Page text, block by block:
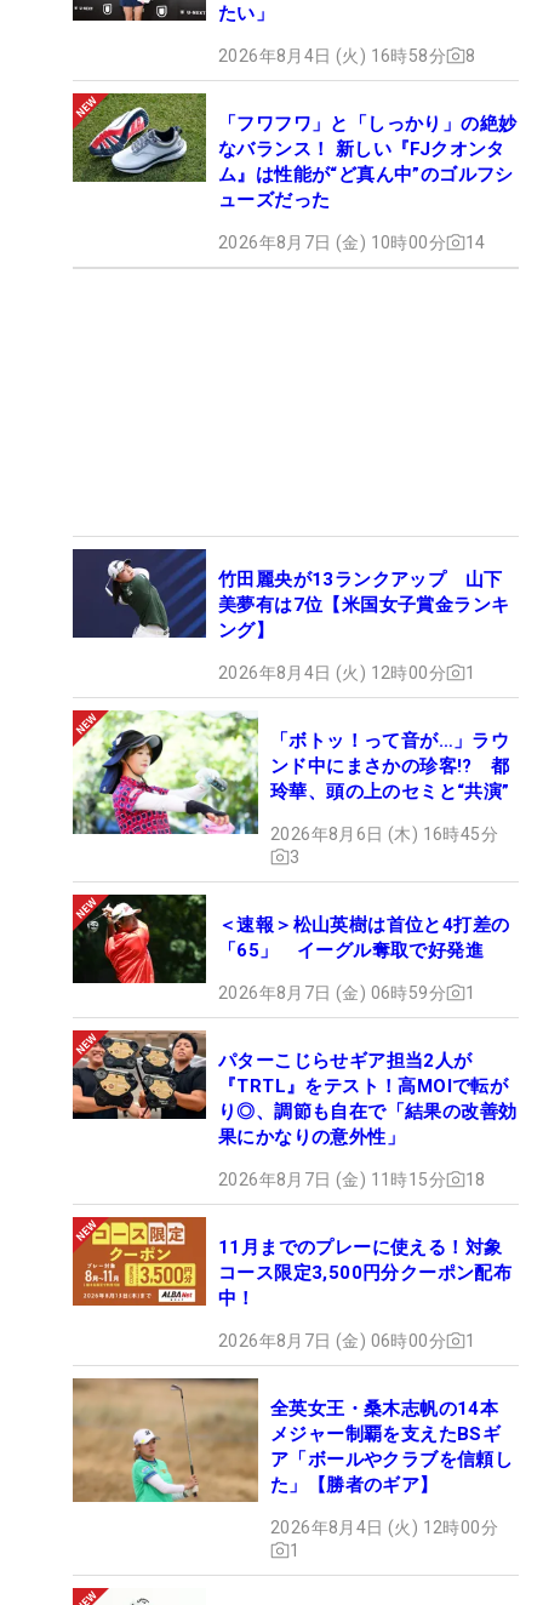
たい」
2026年8月4日 (火) 16時58分 8
「フワフワ」と「しっかり」の絶妙
なバランス！ 新しい『FJクオンタ
ム』は性能が“ど真ん中”のゴルフシ
ューズだった
2026年8月7日 (金) 10時00分 14
竹田麗央が13ランクアップ 山下
美夢有は7位【米国女子賞金ランキ
ング】
2026年8月4日 (火) 12時00分 1
「ボトッ！って音が…」ラウ
ンド中にまさかの珍客!? 都
玲華、頭の上のセミと“共演”
2026年8月6日 (木) 16時45分
3
＜速報＞松山英樹は首位と4打差の
「65」 イーグル奪取で好発進
2026年8月7日 (金) 06時59分 1
パターこじらせギア担当2人が
『TRTL』をテスト！高MOIで転が
り◎、調節も自在で「結果の改善効
果にかなりの意外性」
2026年8月7日 (金) 11時15分 18
11月までのプレーに使える！対象
コース限定3,500円分クーポン配布
中！
2026年8月7日 (金) 06時00分 1
全英女王・桑木志帆の14本
メジャー制覇を支えたBSギ
ア「ボールやクラブを信頼し
た」【勝者のギア】
2026年8月4日 (火) 12時00分
1